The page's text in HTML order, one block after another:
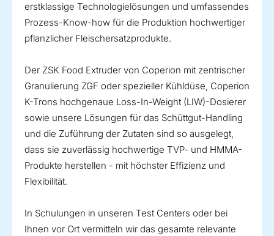
erstklassige Technologielösungen und umfassendes
Prozess-Know-how für die Produktion hochwertiger
pflanzlicher Fleischersatzprodukte.
Der ZSK Food Extruder von Coperion mit zentrischer
Granulierung ZGF oder spezieller Kühldüse, Coperion
K-Trons hochgenaue Loss-In-Weight (LIW)-Dosierer
sowie unsere Lösungen für das Schüttgut-Handling
und die Zuführung der Zutaten sind so ausgelegt,
dass sie zuverlässig hochwertige TVP- und HMMA-
Produkte herstellen - mit höchster Effizienz und
Flexibilität.
In Schulungen in unseren Test Centers oder bei
Ihnen vor Ort vermitteln wir das gesamte relevante